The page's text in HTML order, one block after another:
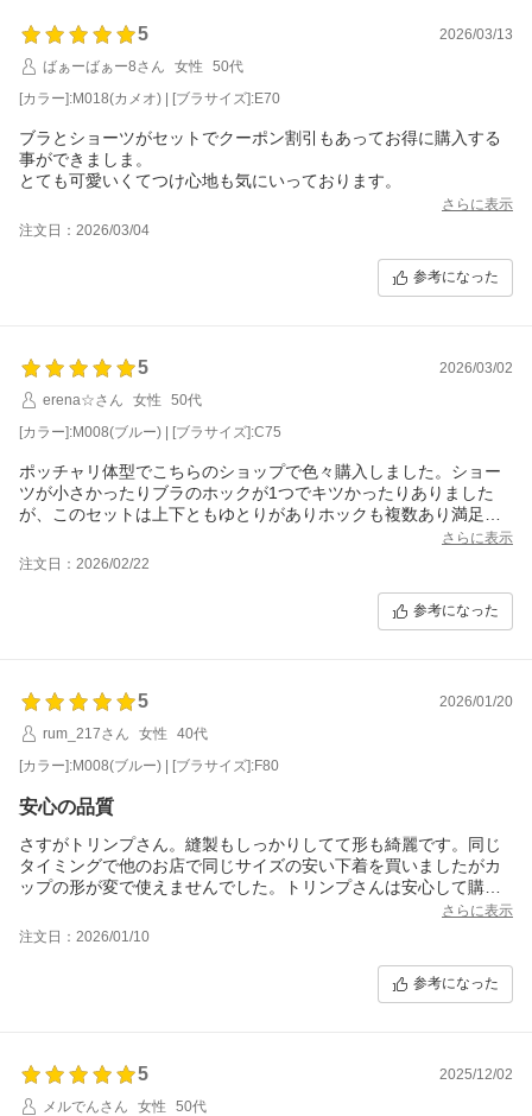
5
2026/03/13
ばぁーばぁー8さん
女性
50代
[カラー]:M018(カメオ) | [ブラサイズ]:E70
ブラとショーツがセットでクーポン割引もあってお得に購入する
事ができましま。
とても可愛いくてつけ心地も気にいっております。
さらに表示
注文日：2026/03/04
参考になった
5
2026/03/02
erena☆さん
女性
50代
[カラー]:M008(ブルー) | [ブラサイズ]:C75
ポッチャリ体型でこちらのショップで色々購入しました。ショー
ツが小さかったりブラのホックが1つでキツかったりありました
が、このセットは上下ともゆとりがありホックも複数あり満足し
さらに表示
注文日：2026/02/22
参考になった
5
2026/01/20
rum_217さん
女性
40代
[カラー]:M008(ブルー) | [ブラサイズ]:F80
安心の品質
さすがトリンプさん。縫製もしっかりしてて形も綺麗です。同じ
タイミングで他のお店で同じサイズの安い下着を買いましたがカ
ップの形が変で使えませんでした。トリンプさんは安心して購入
さらに表示
注文日：2026/01/10
参考になった
5
2025/12/02
メルでんさん
女性
50代